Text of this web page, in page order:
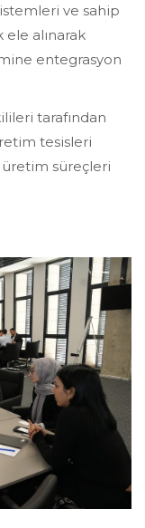
ve sahip
ele alınarak
entegrasyon
tarafından
tesisleri
süreçleri